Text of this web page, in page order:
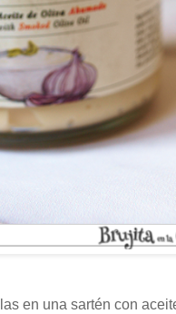
en una sartén con